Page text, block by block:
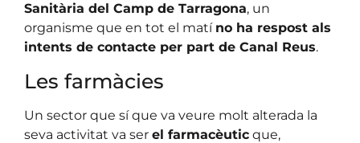
Sanitària del Camp de Tarragona, un
organisme que en tot el matí no ha respost als
intents de contacte per part de Canal Reus.
Les farmàcies
Un sector que sí que va veure molt alterada la
seva activitat va ser el farmacèutic que,